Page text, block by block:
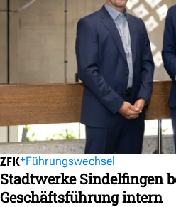
Führungswechsel
Stadtwerke Sindelfingen
Geschäftsführung intern